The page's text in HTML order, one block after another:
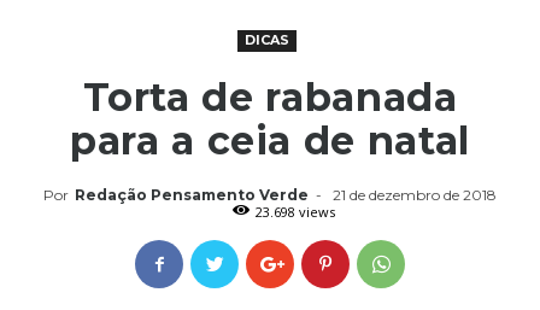
DICAS
Torta de rabanada
para a ceia de natal
Por Redação Pensamento Verde -
21 de dezembro de 2018
23.698 views